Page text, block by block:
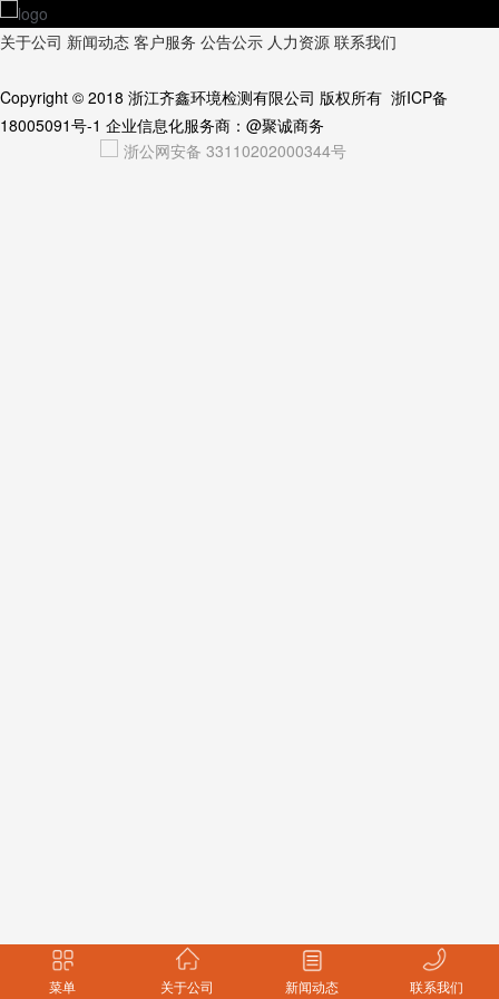
关于公司 新闻动态 客户服务 公告公示 人力资源 联系我们
Copyright © 2018 浙江齐鑫环境检测有限公司 版权所有 浙ICP备
18005091号-1 企业信息化服务商： @聚诚商务
浙公网安备 33110202000344号
菜单 关于公司 新闻动态 联系我们